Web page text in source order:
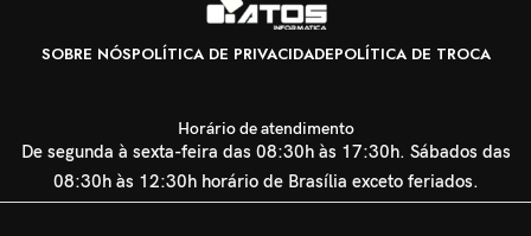
SOBRE NÓSPOLÍTICA DE PRIVACIDADEPOLÍTICA DE TROCA
Horário de atendimento
De segunda à sexta-feira das 08:30h às 17:30h. Sábados das
08:30h às 12:30h horário de Brasília exceto feriados.